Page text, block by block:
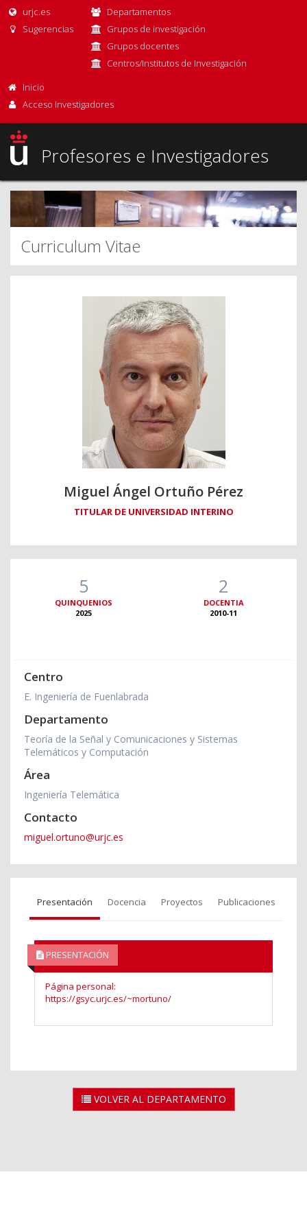
urjc.es
Sugerencias
Departamentos
Grupos de investigación
Grupos docentes
Centros/Institutos de Investigación
Inicio
Acceso Investigadores
Profesores e Investigadores
Curriculum Vitae
Miguel Ángel Ortuño Pérez
TITULAR DE UNIVERSIDAD INTERINO
5
QUINQUENIOS
2025
2
DOCENTIA
2010-11
Centro
E. Ingeniería de Fuenlabrada
Departamento
Teoría de la Señal y Comunicaciones y Sistemas
Telemáticos y Computación
Área
Ingeniería Telemática
Contacto
miguel.ortuno@urjc.es
Presentación Docencia Proyectos Publicaciones
PRESENTACIÓN
Página personal:
https://gsyc.urjc.es/~mortuno/
VOLVER AL DEPARTAMENTO